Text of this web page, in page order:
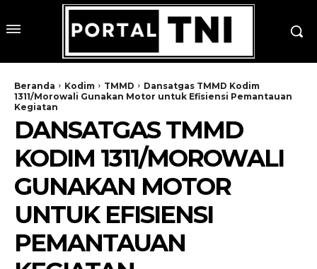
Beranda Kodim TMMD
Dansatgas TMMD Kodim
1311/Morowali Gunakan Motor untuk Efisiensi Pemantauan
Kegiatan
DANSATGAS TMMD
KODIM 1311/MOROWALI
GUNAKAN MOTOR
UNTUK EFISIENSI
PEMANTAUAN